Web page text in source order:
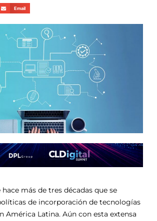
Email
hace más de tres décadas que se
de incorporación de tecnologías
América Latina. Aún con esta extensa